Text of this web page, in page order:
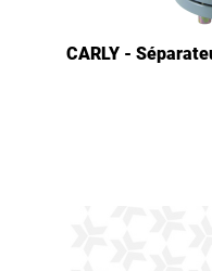
CARLY -